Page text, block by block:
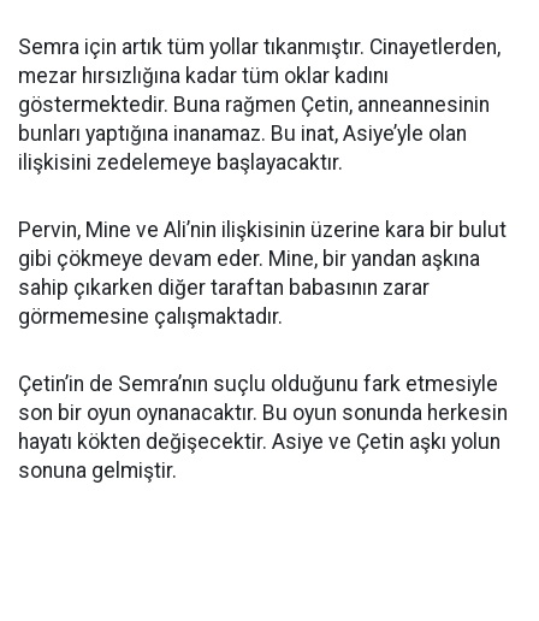
Semra için artık tüm yollar tıkanmıştır. Cinayetlerden,
mezar hırsızlığına kadar tüm oklar kadını
göstermektedir. Buna rağmen Çetin, anneannesinin
bunları yaptığına inanamaz. Bu inat, Asiye’yle olan
ilişkisini zedelemeye başlayacaktır.
Pervin, Mine ve Ali’nin ilişkisinin üzerine kara bir bulut
gibi çökmeye devam eder. Mine, bir yandan aşkına
sahip çıkarken diğer taraftan babasının zarar
görmemesine çalışmaktadır.
Çetin’in de Semra’nın suçlu olduğunu fark etmesiyle
son bir oyun oynanacaktır. Bu oyun sonunda herkesin
hayatı kökten değişecektir. Asiye ve Çetin aşkı yolun
sonuna gelmiştir.